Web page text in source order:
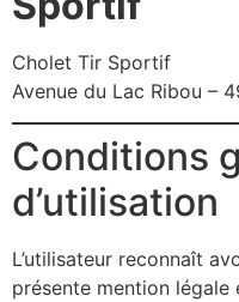
Cholet Tir Sportif
Avenue du Lac Ribou –
Conditions
d’utilisation
L’utilisateur reconnaît
présente mention légale